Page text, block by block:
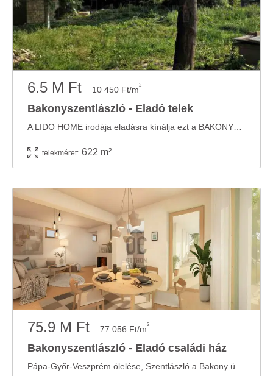
6.5 M Ft 10 450 Ft/m2
Bakonyszentlászló - Eladó telek
telekméret: 622 m²
75.9 M Ft 77 056 Ft/m2
Bakonyszentlászló - Eladó családi ház